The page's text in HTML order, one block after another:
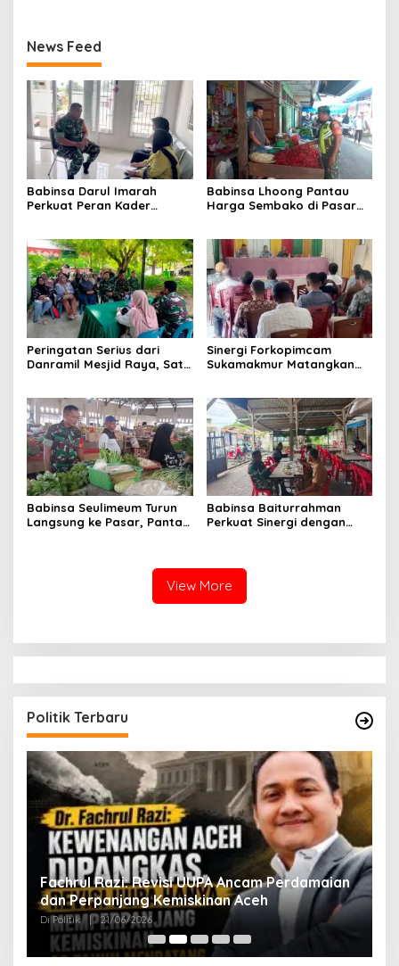
News Feed
Babinsa Darul Imarah
Perkuat Peran Kader
Anak
Babinsa Lhoong Pantau
Harga Sembako di Pasar
Peringatan Serius dari
Danramil Mesjid Raya, Satu
Satuan
Sinergi Forkopimcam
Sukamakmur Matangkan
Jadi Kunci Sukses
Babinsa Seulimeum Turun
Langsung ke Pasar, Pantau
Babinsa Baiturrahman
Perkuat Sinergi dengan
Peningkatan Kualitas SDM
View More
Politik Terbaru
Fachrul Razi: Revisi UUPA Ancam Perdamaian
dan Perpanjang Kemiskinan Aceh
Di Politik | 21/06/2026